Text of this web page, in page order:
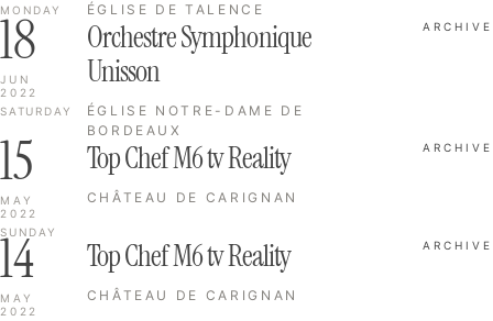
MONDAY
ÉGLISE DE TALENCE
18
JUN
2022
SATURDAY
Orchestre Symphonique
Unisson
ÉGLISE NOTRE-DAME DE
BORDEAUX
ARCHIVE
15
MAY
2022
SUNDAY
Top Chef M6 tv Reality
CHÂTEAU DE CARIGNAN
ARCHIVE
14
MAY
2022
Top Chef M6 tv Reality
CHÂTEAU DE CARIGNAN
ARCHIVE